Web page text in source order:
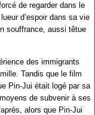
de regarder dans le
d’espoir dans sa vie
souffrance, aussi têtue
des immigrants
Tandis que le film
Pin-Jui était logé par sa
de subvenir à ses
alors que Pin-Jui